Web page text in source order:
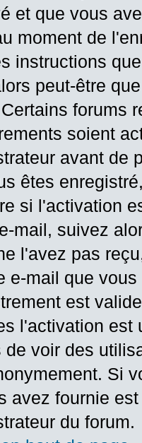
et que vous
moment de
instructions
peut-être
forums
soient
avant de
êtes
si l'activation
mail, suivez
l'avez pas
e-mail que
est
l'activation est
de voir des
Si
avez fournie
du forum.